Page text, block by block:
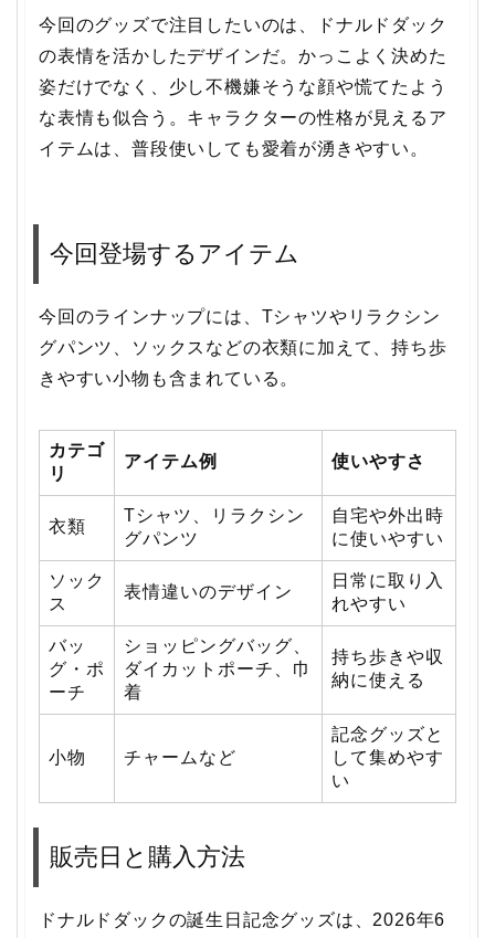
今回のグッズで注目したいのは、ドナルドダック
の表情を活かしたデザインだ。かっこよく決めた
姿だけでなく、少し不機嫌そうな顔や慌てたよう
な表情も似合う。キャラクターの性格が見えるア
イテムは、普段使いしても愛着が湧きやすい。
今回登場するアイテム
今回のラインナップには、Tシャツやリラクシン
グパンツ、ソックスなどの衣類に加えて、持ち歩
きやすい小物も含まれている。
カテゴ
リ
アイテム例 使いやすさ
衣類
Tシャツ、リラクシン
グパンツ
自宅や外出時
に使いやすい
ソック
ス
表情違いのデザイン
日常に取り入
れやすい
バッ
グ・ポ
ーチ
ショッピングバッグ、
ダイカットポーチ、巾
着
持ち歩きや収
納に使える
小物 チャームなど
記念グッズと
して集めやす
い
販売日と購入方法
ドナルドダックの誕生日記念グッズは、2026年6